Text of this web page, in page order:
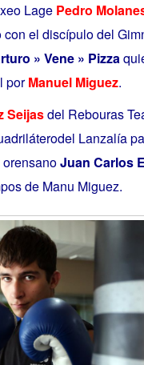
Lage Pedro
con el discípulo del
» Vene » Pizza
porManuel Miguez.
Seijasdel Rebouras
Lanzalía
orensanoJuan Carlos
de Manu Miguez.